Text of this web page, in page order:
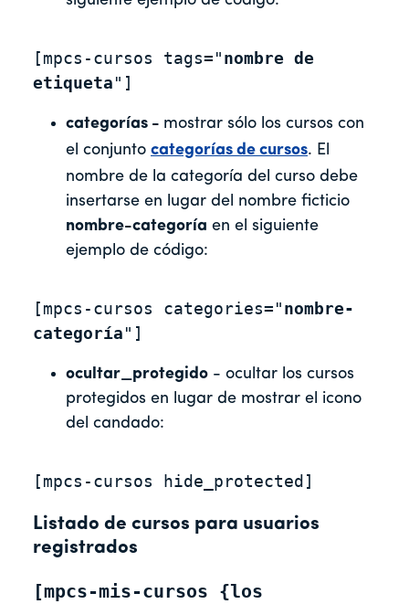
[mpcs-cursos tags="nombre de
etiqueta"]
categorías - mostrar sólo los cursos con
el conjunto categorías de cursos. El
nombre de la categoría del curso debe
insertarse en lugar del nombre ficticio
nombre-categoría en el siguiente
ejemplo de código:
[mpcs-cursos categories="nombre-
categoría"]
ocultar_protegido - ocultar los cursos
protegidos en lugar de mostrar el icono
del candado:
[mpcs-cursos hide_protected]
Listado de cursos para usuarios
registrados
[mpcs-mis-cursos {los